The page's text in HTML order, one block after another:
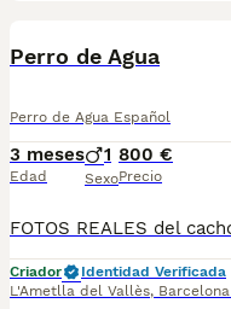
Perro de Agua
Perro de Agua Español
3 meses
Edad
1
Sexo
800 €
Precio
Criador
Identidad Verificada
L'Ametlla del Vallès, Barcelona